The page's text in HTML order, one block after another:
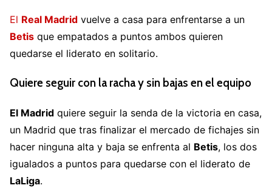
El Real Madrid vuelve a casa para enfrentarse a un
Betis que empatados a puntos ambos quieren
quedarse el liderato en solitario.
Quiere seguir con la racha y sin bajas en el equipo
El Madrid quiere seguir la senda de la victoria en casa,
un Madrid que tras finalizar el mercado de fichajes sin
hacer ninguna alta y baja se enfrenta al Betis, los dos
igualados a puntos para quedarse con el liderato de
LaLiga.